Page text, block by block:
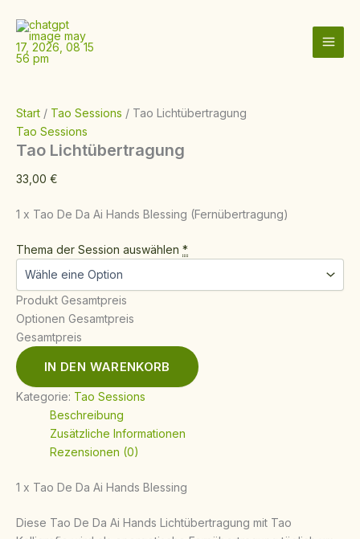
Inhalt
springen
Start / Tao Sessions / Tao Lichtübertragung
Tao Sessions
Tao Lichtübertragung
33,00 €
1 x Tao De Da Ai Hands Blessing (Fernübertragung)
Thema der Session auswählen *
Produkt Gesamtpreis
Optionen Gesamtpreis
Gesamtpreis
Lichtübertragung
Menge
IN DEN WARENKORB
Kategorie: Tao Sessions
Beschreibung
Zusätzliche Informationen
Rezensionen (0)
1 x Tao De Da Ai Hands Blessing
Diese Tao De Da Ai Hands Lichtübertragung mit Tao